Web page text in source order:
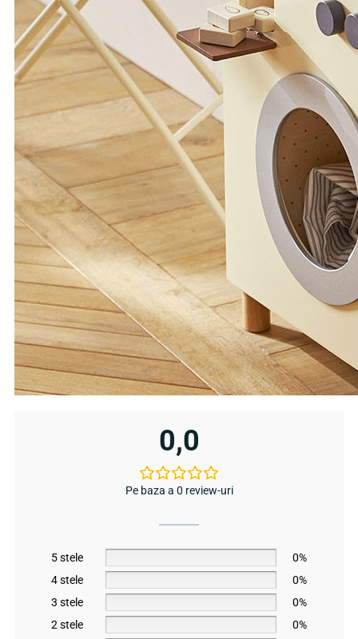
0,0
Pe baza a 0 review-uri
5 stele
0%
4 stele
0%
3 stele
0%
2 stele
0%